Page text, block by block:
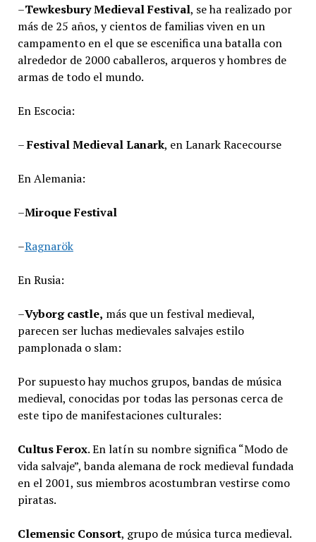
–Tewkesbury Medieval Festival, se ha realizado por
más de 25 años, y cientos de familias viven en un
campamento en el que se escenifica una batalla con
alrededor de 2000 caballeros, arqueros y hombres de
armas de todo el mundo.
En Escocia:
–Festival Medieval Lanark, en Lanark Racecourse
En Alemania:
–Miroque Festival
–Ragnarök
En Rusia:
–Vyborg castle, más que un festival medieval,
parecen ser luchas medievales salvajes estilo
pamplonada o slam:
Por supuesto hay muchos grupos, bandas de música
medieval, conocidas por todas las personas cerca de
este tipo de manifestaciones culturales:
Cultus Ferox. En latín su nombre significa “Modo de
vida salvaje”, banda alemana de rock medieval fundada
en el 2001, sus miembros acostumbran vestirse como
piratas.
Clemensic Consort, grupo de música turca medieval.